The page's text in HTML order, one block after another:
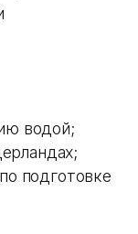
водой;
подготовке